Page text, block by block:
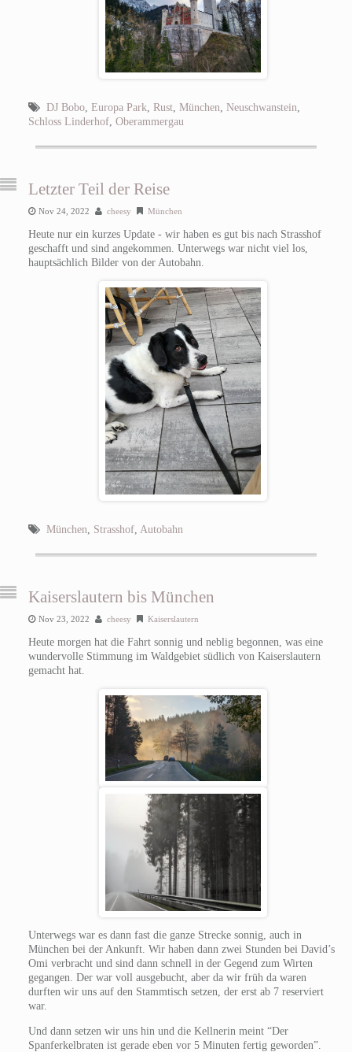
DJ Bobo, Europa Park Rust, München Neuschwanstein
Schloss Linderhof, Oberammergau
Letzter Teil der Reise
Nov 24, 2022 cheesy München
Heute nur ein kurzes Update - wir haben es gut bis nach Strasshof
geschafft und sind angekommen. Unterwegs war nicht viel los,
hauptsächlich Bilder von der Autobahn.
München Strasshof, Autobahn
Kaiserslautern bis München
Nov 23, 2022 cheesy Kaiserslautern
Heute morgen hat die Fahrt sonnig und neblig begonnen, was eine
wundervolle Stimmung im Waldgebiet südlich von Kaiserslautern
gemacht hat.
Unterwegs war es dann fast die ganze Strecke sonnig, auch in
München bei der Ankunft. Wir haben dann zwei Stunden bei David’s
Omi verbracht und sind dann schnell in der Gegend zum Wirten
gegangen. Der war voll ausgebucht, aber da wir früh da waren
durften wir uns auf den Stammtisch setzen, der erst ab 7 reserviert
war.
Und dann setzen wir uns hin und die Kellnerin meint “Der
Spanferkelbraten ist gerade eben vor 5 Minuten fertig geworden”.